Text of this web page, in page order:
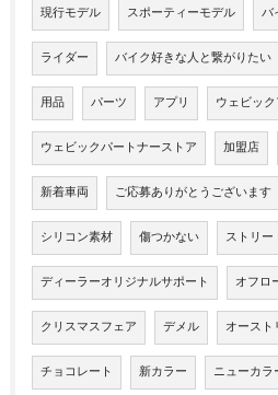
現行モデル スポーティーモデル バ
ライダー バイク好きな人と繋がりたい
用品 パーツ アプリ ウェビック
ウェビックパートナーストア 加盟店
新着車両 ご応募ありがとうございます
シリコン素材 傷つかない ストリ
ディーラーオリジナルサポート オフロ
クリスマスフェア デメル オースト
チョコレート 新カラー ニューカラ